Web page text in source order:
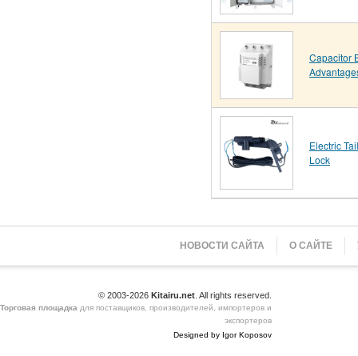
Capacitor
Electric
Lock
НОВОСТИ САЙТА О САЙТЕ
© 2003-2026 Kitairu.net . All rights reserved.
Торговая площадка для поставщиков, производителей, импортеров и
экспортеров
Designed by Igor Koposov